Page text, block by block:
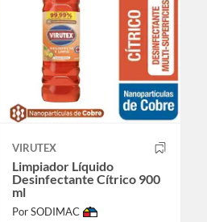
VIRUTEX
Limpiador Líquido
Desinfectante Cítrico 900
ml
Por SODIMAC